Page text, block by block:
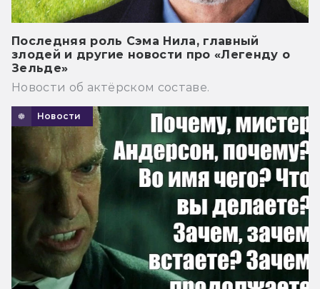
Последняя роль Сэма Нила, главный
злодей и другие новости про «Легенду о
Зельде»
Новости об актёрском составе.
Новости